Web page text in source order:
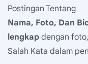
Postingan Tentang
Nama, Foto, Dan
lengkap dengan
Salah Kata dalam